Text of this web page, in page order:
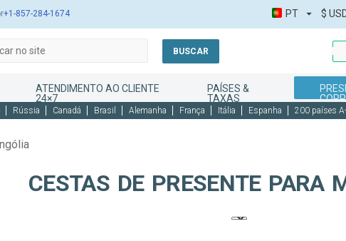
+1-857-284-1674 PT $
BUSCAR
ATENDIMENTO AO CLIENTE
24×7
PAÍSES &
TAXAS
Rússia Canadá Brasil Alemanha França Itália Espanha 200 países
CESTAS DE PRESENTE PARA